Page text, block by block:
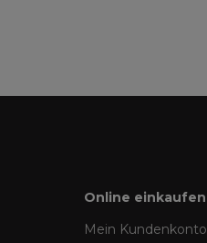
Online einkaufen
Mein Kundenkonto